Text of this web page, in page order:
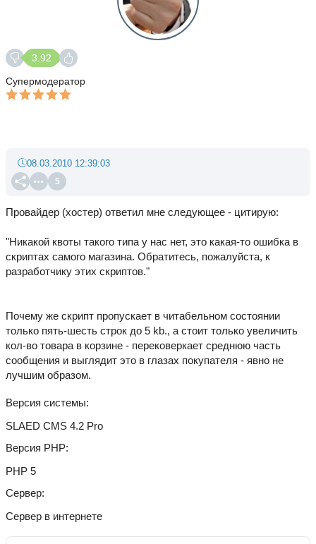
3.92
Супермодератор
5
08.03.2010 12:39:03
Провайдер (хостер) ответил мне следующее - цитирую:
"Никакой квоты такого типа у нас нет, это какая-то ошибка в
скриптах самого магазина. Обратитесь, пожалуйста, к
разработчику этих скриптов."
Почему же скрипт пропускает в читабельном состоянии
только пять-шесть строк до 5 kb., а стоит только увеличить
кол-во товара в корзине - перековеркает среднюю часть
сообщения и выглядит это в глазах покупателя - явно не
лучшим образом.
Версия системы
SLAED CMS 4.2 Pro
Версия PHP
PHP 5
Сервер
Сервер в интернете